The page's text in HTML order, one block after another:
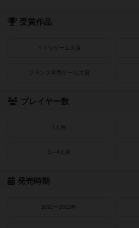
受賞作品
ドイツゲーム大賞
フランス年間ゲーム大賞
プレイヤー数
1人用
3～4人用
発売時期
2021〜2022年